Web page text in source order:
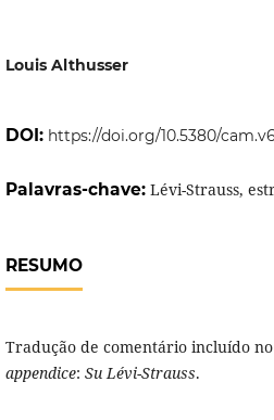
Louis Althusser
DOI: https://doi.org/10.5380/
Palavras-chave: Lévi-Strauss,
RESUMO
Tradução de comentário incluído
appendice: Su Lévi-Strauss.